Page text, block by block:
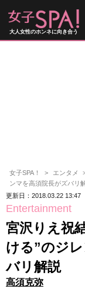
大人女性のホンネに向き合う
女子SPA！ エンタメ
ンマを高須院長がズバリ
更新日：2018.03.22 13:47
Entertainment
宮沢りえ祝
ける”のジ
バリ解説
高須克弥